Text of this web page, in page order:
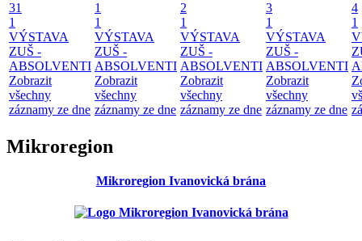
31
1
VÝSTAVA
ZUŠ -
ABSOLVENTI
Zobrazit
všechny
záznamy ze dne
1
1
VÝSTAVA
ZUŠ -
ABSOLVENTI
Zobrazit
všechny
záznamy ze dne
2
1
VÝSTAVA
ZUŠ -
ABSOLVENTI
Zobrazit
všechny
záznamy ze dne
3
1
VÝSTAVA
ZUŠ -
ABSOLVENTI
Zobrazit
všechny
záznamy ze dne
4
1
Mikroregion
Mikroregion Ivanovická brána